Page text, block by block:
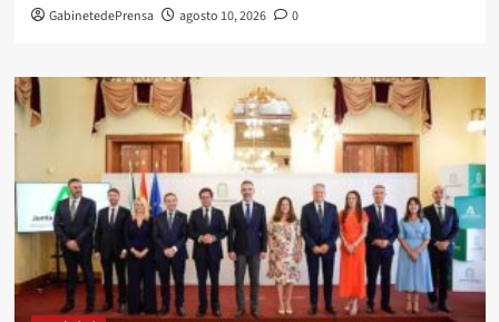
GabinetedePrensa agosto 10, 2026 0